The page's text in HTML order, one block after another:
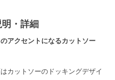
・詳細
アクセントになるカットソー
カットソーのドッキングデザイ